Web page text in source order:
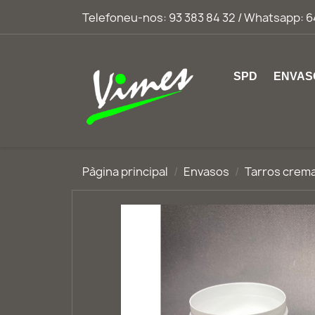
Telefoneu-nos: 93 383 84 32 / Whatsapp:
SPD
Pàgina principal Envasos Tarros